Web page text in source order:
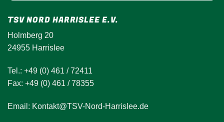
TSV NORD HARRISLEE E.V.
Holmberg 20
24955 Harrislee
Tel.: +49 (0) 461 / 72411
Fax: +49 (0) 461 / 78355
Email: Kontakt@TSV-Nord-Harrislee.de